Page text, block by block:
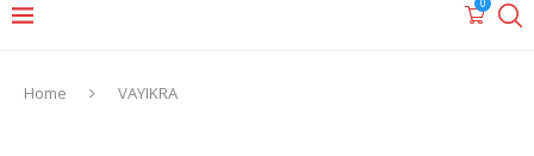
0
Home VAYIKRA